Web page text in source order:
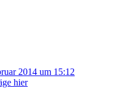
2014 um 15:12
hier